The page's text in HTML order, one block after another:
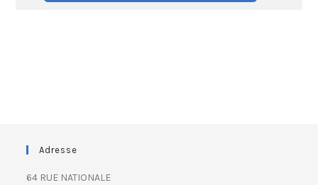
Adresse
64 RUE NATIONALE